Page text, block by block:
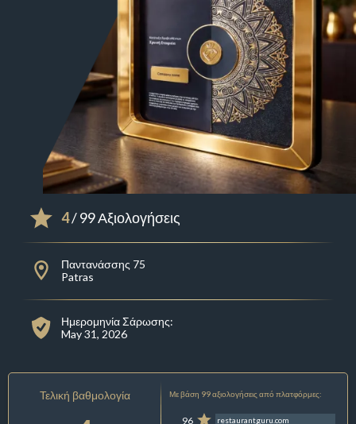
4/ 99 Αξιολογήσεις
Παντανάσσης 75
Patras
Ημερομηνία Σάρωσης:
May 31, 2026
Τελική βαθμολογία Με βάση 99 αξιολογήσεις από πλατφόρμες:
96 restaurantguru.com